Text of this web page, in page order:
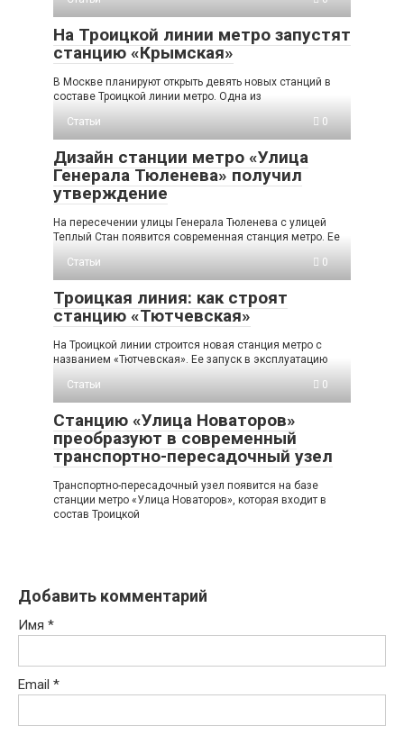
На Троицкой линии метро запустят
станцию «Крымская»
В Москве планируют открыть девять новых станций в
составе Троицкой линии метро. Одна из
Статьи
0
Дизайн станции метро «Улица
Генерала Тюленева» получил
утверждение
На пересечении улицы Генерала Тюленева с улицей
Теплый Стан появится современная станция метро. Ее
Статьи
0
Троицкая линия: как строят
станцию «Тютчевская»
На Троицкой линии строится новая станция метро с
названием «Тютчевская». Ее запуск в эксплуатацию
Статьи
0
Станцию «Улица Новаторов»
преобразуют в современный
транспортно-пересадочный узел
Транспортно-пересадочный узел появится на базе
станции метро «Улица Новаторов», которая входит в
состав Троицкой
Добавить комментарий
Имя *
Email *